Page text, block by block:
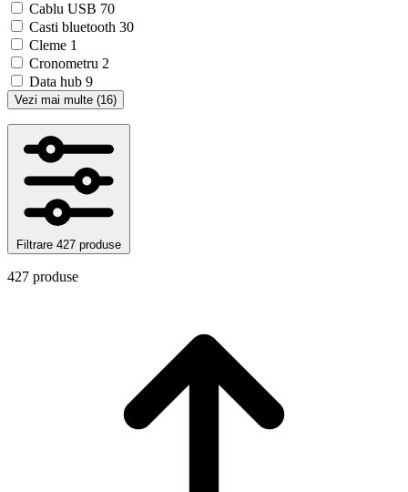
Cablu USB 70
Casti bluetooth 30
Cleme 1
Cronometru 2
Data hub 9
Vezi mai multe (16)
Filtrare 427 produse
427 produse